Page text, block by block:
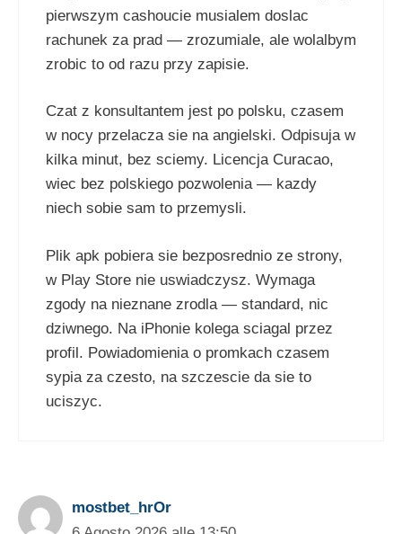
pierwszym cashoucie musialem doslac
rachunek za prad — zrozumiale, ale wolalbym
zrobic to od razu przy zapisie.
Czat z konsultantem jest po polsku, czasem
w nocy przelacza sie na angielski. Odpisuja w
kilka minut, bez sciemy. Licencja Curacao,
wiec bez polskiego pozwolenia — kazdy
niech sobie sam to przemysli.
Plik apk pobiera sie bezposrednio ze strony,
w Play Store nie uswiadczysz. Wymaga
zgody na nieznane zrodla — standard, nic
dziwnego. Na iPhonie kolega sciagal przez
profil. Powiadomienia o promkach czasem
sypia za czesto, na szczescie da sie to
uciszyc.
mostbet_hrOr